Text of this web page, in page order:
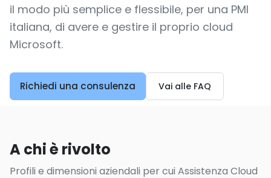
il modo più semplice e flessibile, per una PMI
italiana, di avere e gestire il proprio cloud
Microsoft.
Richiedi una consulenza Vai alle FAQ
A chi è rivolto
Profili e dimensioni aziendali per cui Assistenza Cloud